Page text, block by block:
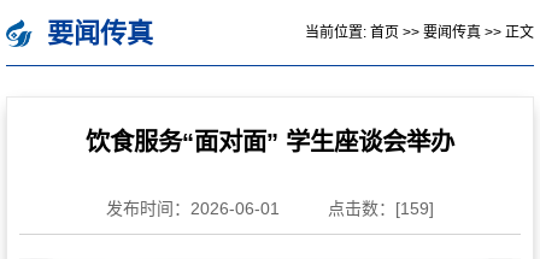
要闻传真 当前位置: 首页 >> 要闻传真 >> 正文
饮食服务“面对面” 学生座谈会举办
发布时间：2026-06-01 点击数：[159]